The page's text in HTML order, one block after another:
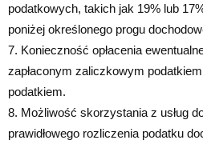
podatkowych, takich jak 19% lub
poniżej określonego progu
7. Konieczność opłacenia
zapłaconym zaliczkowym
podatkiem.
8. Możliwość skorzystania z usług
prawidłowego rozliczenia podatku